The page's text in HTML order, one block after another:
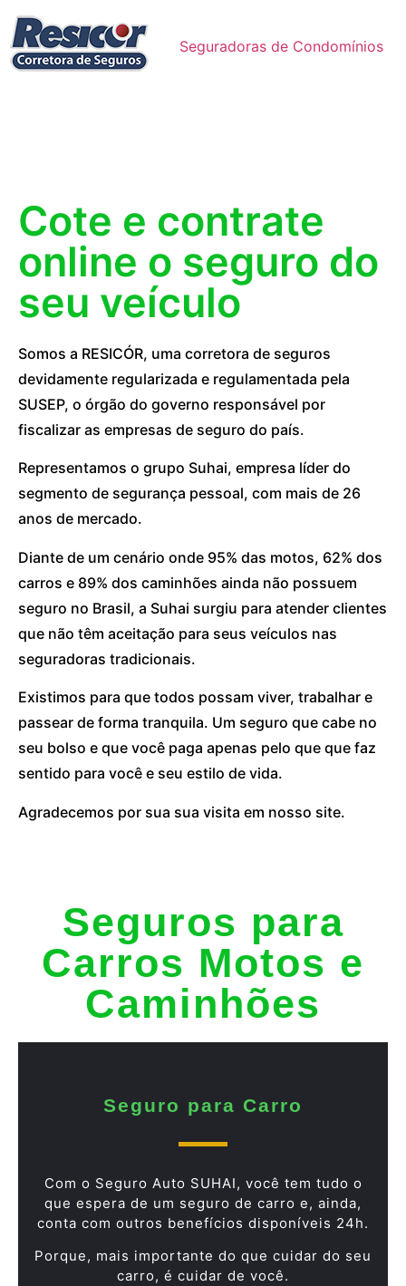
Seguradoras de Condomínios
Cote e contrate
online o seguro do
seu veículo
Somos a RESICÓR, uma corretora de seguros
devidamente regularizada e regulamentada pela
SUSEP, o órgão do governo responsável por
fiscalizar as empresas de seguro do país.
Representamos o grupo Suhai, empresa líder do
segmento de segurança pessoal, com mais de 26
anos de mercado.
Diante de um cenário onde 95% das motos, 62% dos
carros e 89% dos caminhões ainda não possuem
seguro no Brasil, a Suhai surgiu para atender clientes
que não têm aceitação para seus veículos nas
seguradoras tradicionais.
Existimos para que todos possam viver, trabalhar e
passear de forma tranquila. Um seguro que cabe no
seu bolso e que você paga apenas pelo que que faz
sentido para você e seu estilo de vida.
Agradecemos por sua sua visita em nosso site.
Seguros para
Carros Motos e
Caminhões
Seguro para Carro
Com o Seguro Auto SUHAI, você tem tudo o
que espera de um seguro de carro e, ainda,
conta com outros benefícios disponíveis 24h.
Porque, mais importante do que cuidar do seu
carro, é cuidar de você.